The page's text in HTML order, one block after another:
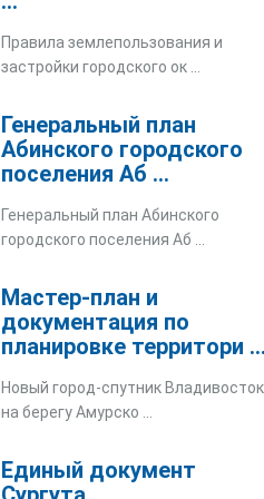
Правила землепользования и
застройки городского ок ...
Генеральный план
Абинского городского
поселения Аб ...
Генеральный план Абинского
городского поселения Аб ...
Мастер-план и
документация по
планировке территори
Новый город-спутник
на берегу Амурско ...
Единый документ